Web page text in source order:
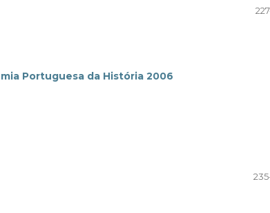
Portuguesa da História 2006